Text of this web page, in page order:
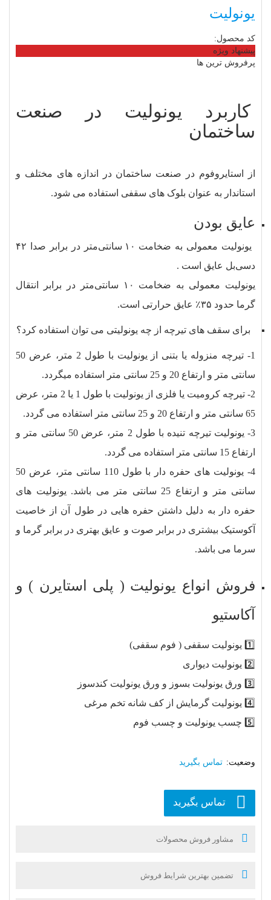
یونولیت
کد محصول:
پیشنهاد ویژه
پرفروش ترین ها
کاربرد یونولیت در صنعت
ساختمان
از استایروفوم در صنعت ساختمان در اندازه های مختلف و
استاندار به عنوان بلوک های سقفی استفاده می شود.
عایق بودن
یونولیت معمولی به ضخامت ۱۰ سانتی‌متر در برابر صدا ۴۲
دسی‌بل عایق است .
یونولیت معمولی به ضخامت ۱۰ سانتی‌متر در برابر انتقال
گرما حدود ۳۵٪ عایق حرارتی است.
برای سقف های تیرچه از چه یونولیتی می توان استفاده کرد؟
1- تیرچه منزوله یا بتنی از یونولیت با طول 2 متر، عرض 50
سانتی متر و ارتفاع 20 و 25 سانتی متر استفاده میگردد.
2- تیرچه کرومیت یا فلزی از یونولیت با طول 1 یا 2 متر، عرض
65 سانتی متر و ارتفاع 20 و 25 سانتی متر استفاده می گردد.
3- یونولیت تیرچه تنیده با طول 2 متر، عرض 50 سانتی متر و
ارتفاع 15 سانتی متر استفاده می گردد.
4- یونولیت های حفره دار با طول 110 سانتی متر، عرض 50
سانتی متر و ارتفاع 25 سانتی متر می باشد. یونولیت های
حفره دار به دلیل داشتن حفره هایی در طول آن از خاصیت
آکوستیک بیشتری در برابر صوت و عایق بهتری در برابر گرما و
سرما می باشد.
فروش انواع یونولیت ( پلی استایرن ) و
آکاستیو
1️⃣ یونولیت سقفی ( فوم سقفی)
2️⃣ یونولیت دیواری
3️⃣ ورق یونولیت بسوز و ورق یونولیت کندسوز
4️⃣ یونولیت گرمایش از کف شانه تخم مرغی
5️⃣ چسب یونولیت و چسب فوم
تماس بگیرید
تماس بگیرید
مشاور فروش محصولات
تضمین بهترین شرایط فروش